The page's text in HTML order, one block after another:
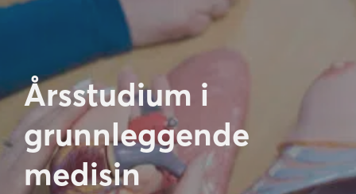
Årsstudium i
grunnleggende
medisin